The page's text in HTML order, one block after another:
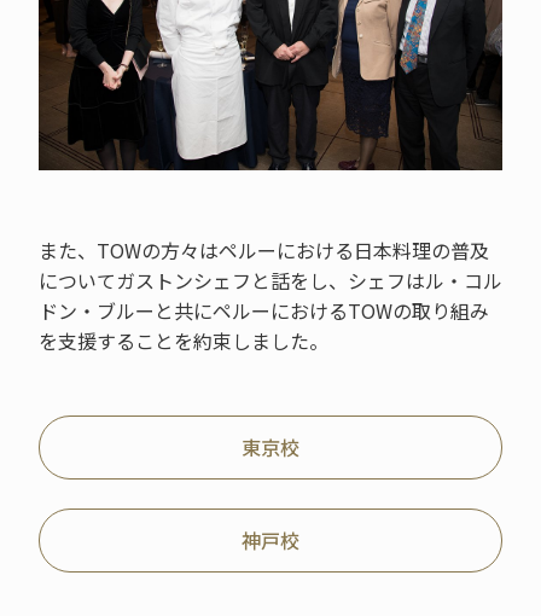
また、TOWの方々はペルーにおける日本料理の普及
についてガストンシェフと話をし、シェフはル・コル
ドン・ブルーと共にペルーにおけるTOWの取り組み
を支援することを約束しました。
東京校
神戸校